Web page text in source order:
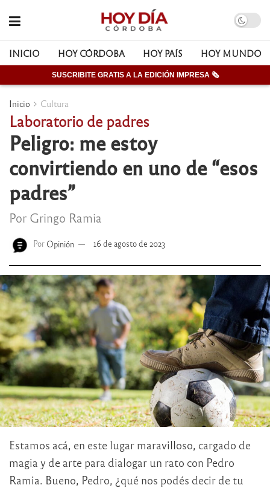
INICIO HOY CÓRDOBA HOY PAÍS HOY MUNDO
SUSCRIBITE GRATIS A LA EDICIÓN IMPRESA 🗞
Inicio Cultura
Laboratorio de padres
Peligro: me estoy
convirtiendo en uno de “esos
padres”
Por Gringo Ramia
Por Opinión 16 de agosto de 2023
Estamos acá, en este lugar maravilloso, cargado de
magia y de arte para dialogar un rato con Pedro
Ramia. Bueno, Pedro, ¿qué nos podés decir de tu